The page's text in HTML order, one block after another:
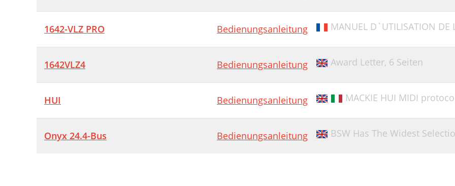
1642-VLZ PRO Bedienungsanleitung MANUEL D`UTILISATION DE
1642VLZ4 Bedienungsanleitung Award Letter, 6 Seiten
HUI Bedienungsanleitung MACKIE HUI MIDI
Onyx 24.4-Bus Bedienungsanleitung BSW Has The Widest